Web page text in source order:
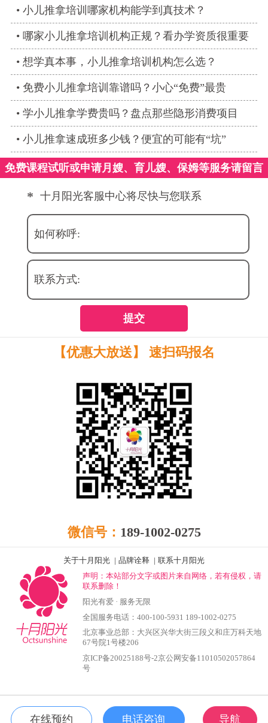
小儿推拿培训哪家机构能学到真技术？
哪家小儿推拿培训机构正规？看办学资质很重要
想学真本事，小儿推拿培训机构怎么选？
免费小儿推拿培训靠谱吗？小心“免费”最贵
学小儿推拿学费贵吗？盘点那些隐形消费项目
小儿推拿速成班多少钱？便宜的可能有“坑”
免费课程试听或申请月嫂、育儿嫂、保姆等服务请留言
* 十月阳光客服中心将尽快与您联系
如何称呼:
联系方式:
提交
【优惠大放送】 速扫码报名
微信号： 189-1002-0275
关于十月阳光 | 品牌诠释 | 联系十月阳光
声明：本站部分文字或图片来自网络，若有侵权，请
联系删除！
阳光有爱 · 服务无限
全国服务电话：400-100-5931 189-1002-0275
北京事业总部：大兴区兴华大街三段义和庄万科天地
67号院1号楼206
京ICP备20025188号-2京公网安备11010502057864
号
在线预约 电话咨询 导航